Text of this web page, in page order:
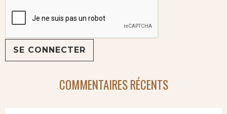
COMMENTAIRES RÉCENTS